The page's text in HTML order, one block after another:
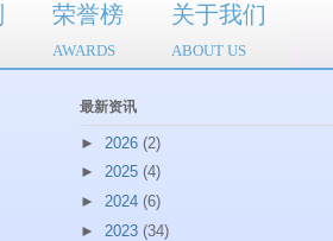
荣誉榜
AWARDS
关于我们
ABOUT US
最新资讯
► 2026 (2)
► 2025 (4)
► 2024 (6)
► 2023 (34)